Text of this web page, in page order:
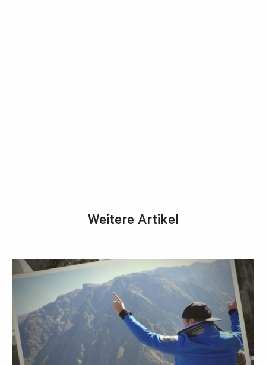
Weitere Artikel